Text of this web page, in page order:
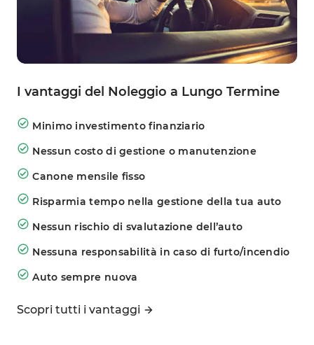
I vantaggi del Noleggio a Lungo Termine
Minimo investimento finanziario
Nessun costo di gestione o manutenzione
Canone mensile fisso
Risparmia tempo nella gestione della tua auto
Nessun rischio di svalutazione dell’auto
Nessuna responsabilità in caso di furto/incendio
Auto sempre nuova
Scopri tutti i vantaggi